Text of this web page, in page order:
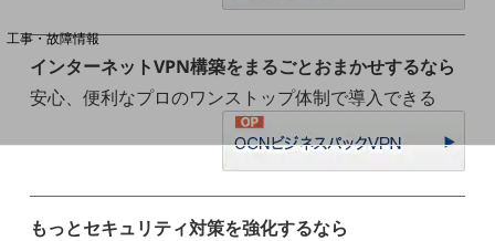
工事・故障情報
お客さまサポートサイト
SDPFナレッジセンター
インターネットVPN構築をまるごとおまかせするなら
安心、便利なプロのワンストップ体制で導入できる
もっとセキュリティ対策を強化するなら